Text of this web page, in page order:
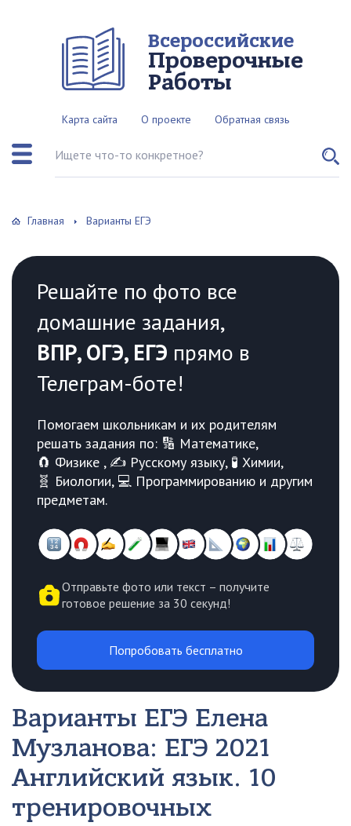
Всероссийские
Проверочные
Работы
Карта сайта О проекте Обратная связь
Поиск по сайту
Главная Варианты ЕГЭ
Решайте по фото все
домашние задания,
ВПР, ОГЭ, ЕГЭ прямо в
Телеграм-боте!
Помогаем школьникам и их родителям
решать задания по: 🔢 Математике,
🧲 Физике , ✍️ Русскому языку, 🧪 Химии,
🧬 Биологии, 💻 Программированию и другим
предметам.
Отправьте фото или текст – получите
готовое решение за 30 секунд!
Попробовать бесплатно
Варианты ЕГЭ Елена
Музланова: ЕГЭ 2021
Английский язык. 10
тренировочных